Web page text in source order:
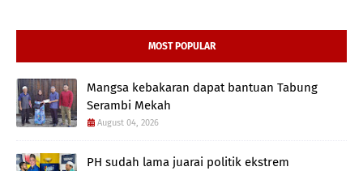
MOST POPULAR
Mangsa kebakaran dapat bantuan Tabung
Serambi Mekah
August 04, 2026
PH sudah lama juarai politik ekstrem